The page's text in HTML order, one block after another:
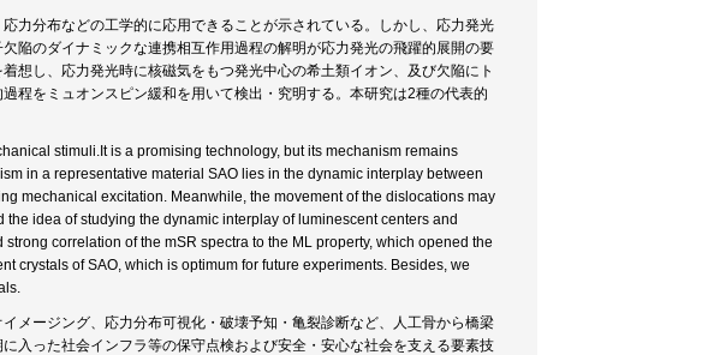
力分布などの工学的に応用できることが示されている。しかし、応力発光
陥のダイナミックな連携相互作用過程の解明が応力発光の飛躍的展開の要
想し、応力発光時に核磁気をもつ発光中心の希土類イオン、及び欠陥にト
程をミュオンスピン緩和を用いて検出・究明する。本研究は2種の代表的
stimuli.It is a promising technology, but its mechanism remains
in a representative material SAO lies in the dynamic interplay between
mechanical excitation. Meanwhile, the movement of the dislocations may
idea of studying the dynamic interplay of luminescent centers and
correlation of the mSR spectra to the ML property, which opened the
crystals of SAO, which is optimum for future experiments. Besides, we
メージング、応力分布可視化・破壊予知・亀裂診断など、人工骨から橋梁
入った社会インフラ等の保守点検および安全・安心な社会を支える要素技